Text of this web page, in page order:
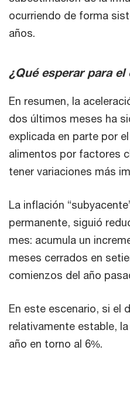
ocurriendo de forma
años.
¿Qué esperar para el
En resumen, la
dos últimos meses ha
explicada en parte por
alimentos por factores
tener variaciones más
La inflación
permanente, siguió
mes: acumula un
meses cerrados en
comienzos del año
En este escenario, si el
relativamente estable,
año en torno al 6%.